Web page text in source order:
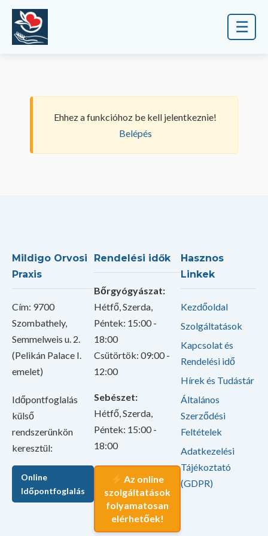
☰
Ehhez a funkcióhoz be kell jelentkeznie!
Belépés
Mildigo Orvosi
Praxis
Cím: 9700
Szombathely,
Semmelweis u. 2.
(Pelikán Palace I.
emelet)
Időpontfoglalás
külső
rendszerünkön
keresztül:
Online
Időpontfoglalás
Rendelési idők
Bőrgyógyászat:
Hétfő, Szerda,
Péntek: 15:00 -
18:00
Csütörtök: 09:00 -
12:00
Sebészet:
Hétfő, Szerda,
Péntek: 15:00 -
18:00
Az online
szolgáltatások
folyamatosan
elérhetőek!
Hasznos
Linkek
Kezdőoldal
Szolgáltatások
Kapcsolat és
Rendelési idő
Hírek és Tudástár
Általános
Szerződési
Feltételek
Adatkezelési
Tájékoztató
(GDPR)